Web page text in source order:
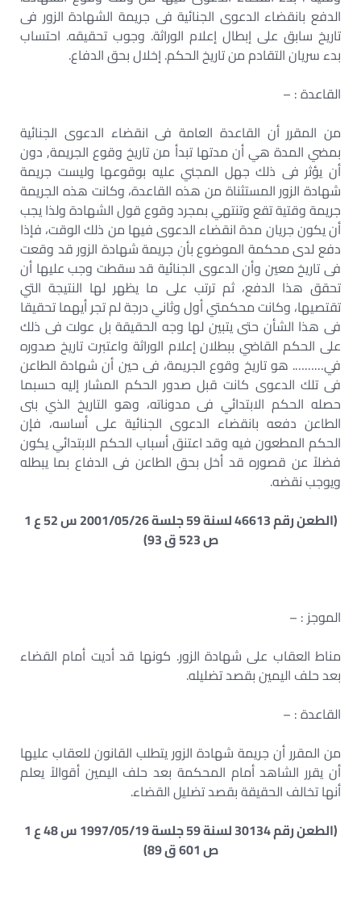
الدفع بانقضاء الدعوى الجنائية فى جريمة الشهادة الزور فى
تاريخ سابق على إبطال إعلام الوراثة. وجوب تحقيقه. احتساب
بدء سريان التقادم من تاريخ الحكم. إخلال بحق الدفاع.
القاعدة : –
من المقرر أن القاعدة العامة فى انقضاء الدعوى الجنائية
بمضي المدة هي أن مدتها تبدأ من تاريخ وقوع الجريمة, دون
أن يؤثر فى ذلك جهل المجني عليه بوقوعها وليست جريمة
شهادة الزور المستثناة من هذه القاعدة، وكانت هذه الجريمة
جريمة وقتية تقع وتنتهي بمجرد وقوع قول الشهادة ولذا يجب
أن يكون جريان مدة انقضاء الدعوى فيها من ذلك الوقت، فإذا
دفع لدى محكمة الموضوع بأن جريمة شهادة الزور قد وقعت
فى تاريخ معين وأن الدعوى الجنائية قد سقطت وجب عليها أن
تحقق هذا الدفع، ثم ترتب على ما يظهر لها النتيجة التي
تقتصيها، وكانت محكمتي أول وثاني درجة لم تجر أيهما تحقيقا
فى هذا الشأن حتى يتبين لها وجه الحقيقة بل عولت فى ذلك
على الحكم القاضي ببطلان إعلام الوراثة واعتبرت تاريخ صدوره
في………. هو تاريخ وقوع الجريمة، فى حين أن شهادة الطاعن
فى تلك الدعوى كانت قبل صدور الحكم المشار إليه حسبما
حصله الحكم الابتدائي فى مدوناته، وهو التاريخ الذي بنى
الطاعن دفعه بانقضاء الدعوى الجنائية على أساسه، فإن
الحكم المطعون فيه وقد اعتنق أسباب الحكم الابتدائي يكون
فضلاً عن قصوره قد أخل بحق الطاعن فى الدفاع بما يبطله
ويوجب نقضه.
(الطعن رقم 46613 لسنة 59 جلسة 2001/05/26 س 52 ع 1
ص 523 ق 93)
الموجز : –
مناط العقاب على شهادة الزور. كونها قد أديت أمام القضاء
بعد حلف اليمين بقصد تضليله.
القاعدة : –
من المقرر أن جريمة شهادة الزور يتطلب القانون للعقاب عليها
أن يقرر الشاهد أمام المحكمة بعد حلف اليمين أقوالاً يعلم
أنها تخالف الحقيقة بقصد تضليل القضاء.
(الطعن رقم 30134 لسنة 59 جلسة 1997/05/19 س 48 ع 1
ص 601 ق 89)